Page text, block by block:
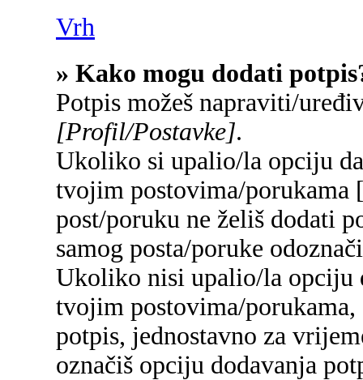
Vrh
» Kako mogu dodati
Potpis možeš napraviti/
[Profil/Postavke].
Ukoliko si upalio/la opciju
tvojim postovima/porukama
post/poruku ne želiš dodati
samog posta/poruke
Ukoliko nisi upalio/la opciju
tvojim postovima/
potpis, jednostavno za
označiš opciju dodavanja